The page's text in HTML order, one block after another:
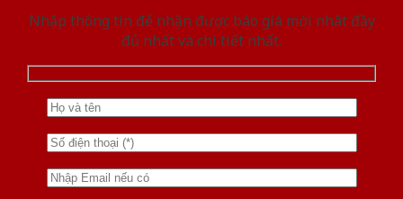
Nhập thông tin để nhận được báo giá mới nhât đầy
đủ nhất và chi tiết nhất.